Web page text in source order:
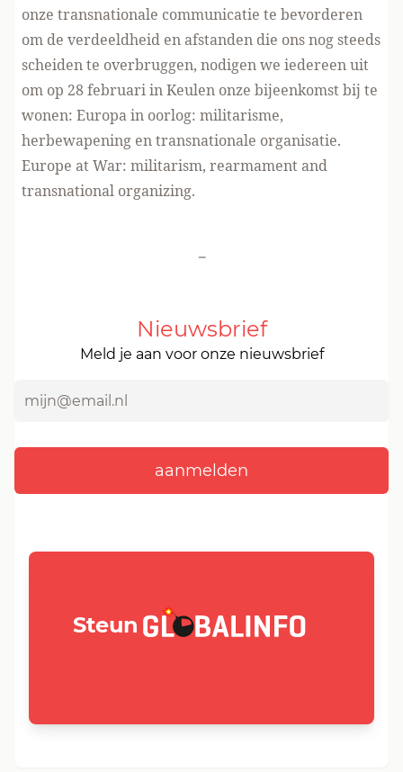
onze transnationale communicatie te bevorderen
om de verdeeldheid en afstanden die ons nog steeds
scheiden te overbruggen, nodigen we iedereen uit
om op 28 februari in Keulen onze bijeenkomst bij te
wonen: Europa in oorlog: militarisme,
herbewapening en transnationale organisatie.
Europe at War: militarism, rearmament and
transnational organizing.
-
Nieuwsbrief
Meld je aan voor onze nieuwsbrief
Steun GLOBALINFO.nl